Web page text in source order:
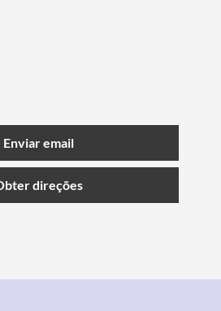
Enviar email
direções